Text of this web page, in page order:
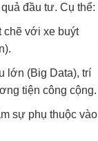
đầu tư. Cụ thể:
chẽ với xe buýt
lớn (Big Data), trí
tiện công cộng.
sự phụ thuộc vào